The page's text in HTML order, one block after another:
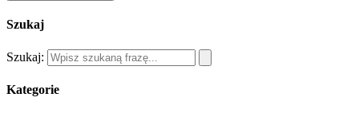
Szukaj
Szukaj:
Kategorie